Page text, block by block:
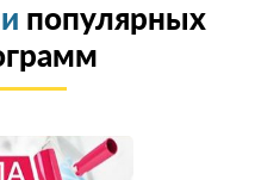
популярных